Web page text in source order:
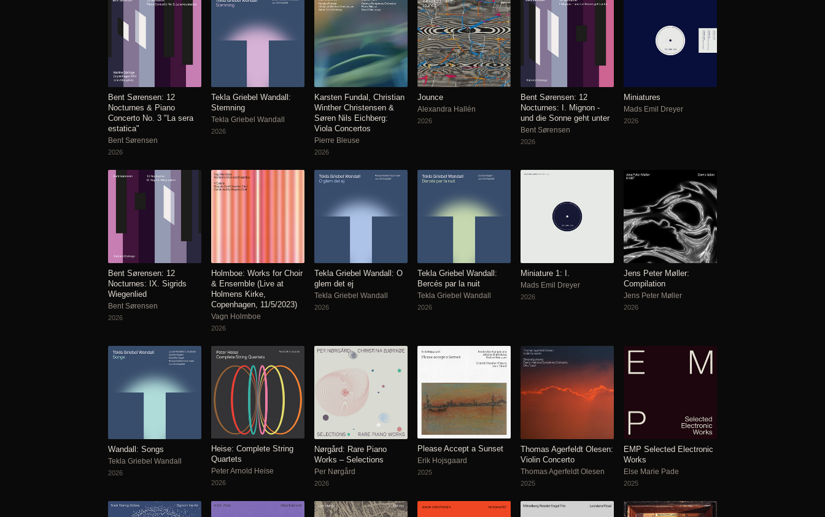
Bent Sørensen: 12
Nocturnes & Piano
Concerto No. 3 "La sera
estatica"
Bent Sørensen
2026
Tekla Griebel Wandall:
Stemning
Tekla Griebel Wandall
2026
Karsten Fundal, Christian
Winther Christensen &
Søren Nils Eichberg:
Viola Concertos
Pierre Bleuse
2026
Jounce
Alexandra Hallén
2026
Bent Sørensen: 12
Nocturnes: I. Mignon -
und die Sonne geht unter
Bent Sørensen
2026
Miniatures
Mads Emil Dreyer
2026
Bent Sørensen: 12
Nocturnes: IX. Sigrids
Wiegenlied
Bent Sørensen
2026
Holmboe: Works for Choir
& Ensemble (Live at
Holmens Kirke,
Copenhagen, 11/5/2023)
Vagn Holmboe
2026
Tekla Griebel Wandall: O
glem det ej
Tekla Griebel Wandall
2026
Tekla Griebel Wandall:
Bercés par la nuit
Tekla Griebel Wandall
2026
Miniature 1: I.
Mads Emil Dreyer
2026
Jens Peter Møller:
Compilation
Jens Peter Møller
2026
Wandall: Songs
Tekla Griebel Wandall
2026
Heise: Complete String
Quartets
Peter Arnold Heise
2026
Nørgård: Rare Piano
Works – Selections
Per Nørgård
2026
Please Accept a Sunset
Erik Hojsgaard
2025
Thomas Agerfeldt Olesen:
Violin Concerto
Thomas Agerfeldt Olesen
2025
EMP Selected Electronic
Works
Else Marie Pade
2025